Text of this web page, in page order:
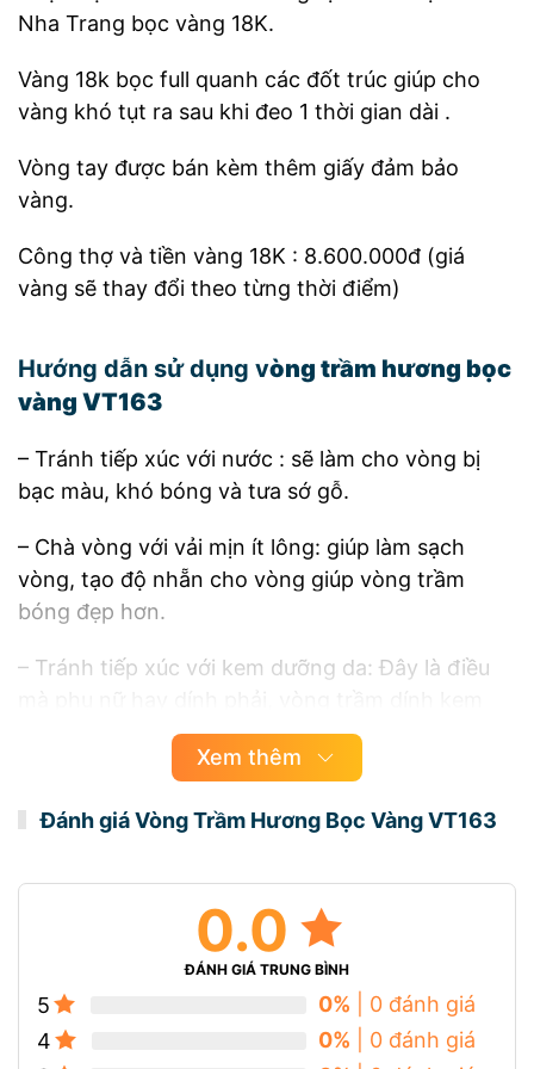
Nha Trang bọc vàng 18K.
Vàng 18k bọc full quanh các đốt trúc giúp cho
vàng khó tụt ra sau khi đeo 1 thời gian dài .
Vòng tay được bán kèm thêm giấy đảm bảo
vàng.
Công thợ và tiền vàng 18K : 8.600.000đ (giá
vàng sẽ thay đổi theo từng thời điểm)
Hướng dẫn sử dụng vòng trầm hương bọc
vàng VT163
– Tránh tiếp xúc với nước : sẽ làm cho vòng bị
bạc màu, khó bóng và tưa sớ gỗ.
– Chà vòng với vải mịn ít lông: giúp làm sạch
vòng, tạo độ nhẵn cho vòng giúp vòng trầm
bóng đẹp hơn.
– Tránh tiếp xúc với kem dưỡng da: Đây là điều
dưỡng có những hoá chất làm vòng mất mùi
hoàn toàn, không thể phục hồi dược. Nếu dùng
hẳn rồi hãy đeo.
– Nếu không sử dụng thường xuyên thì nên cất
vòng trầm ở những túi kín, hoặc hủ kín để tránh
vòng trầm hút mùi nhiễm vào trong.
– Việc sử dụng và bảo quản vòng trầm không
quá khó, hãy gửi lại cho Trầm Hương Việt bảo
Xem thêm
Đánh giá Vòng Trầm Hương Bọc Vàng VT163
0.0
ĐÁNH GIÁ TRUNG BÌNH
5 0% | 0 đánh giá
4
0% | 0 đánh giá